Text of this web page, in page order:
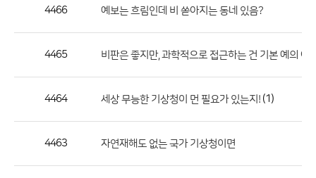
론
호,
4466 예보는 흐림인데 비 쏟아지는 동네 있음?
4465 비판은 좋지만, 과학적으로 접근하는 건 기본 예의 아
4464 세상 무능한 기상청이 먼 필요가 있는지! (1)
4463 자연재해도 없는 국가 기상청이면